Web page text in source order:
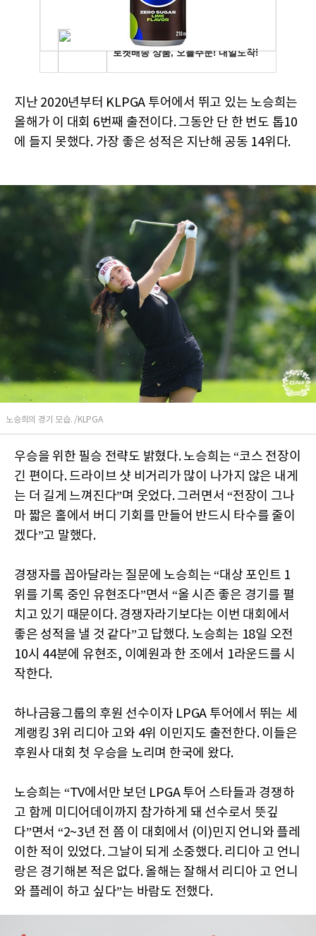
지난 2020년부터 KLPGA 투어에서 뛰고 있는 노승희는
올해가 이 대회 6번째 출전이다. 그동안 단 한 번도 톱10
에 들지 못했다. 가장 좋은 성적은 지난해 공동 14위다.
노승희의 경기 모습. /KLPGA
우승을 위한 필승 전략도 밝혔다. 노승희는 “코스 전장이
긴 편이다. 드라이브 샷 비거리가 많이 나가지 않은 내게
는 더 길게 느껴진다”며 웃었다. 그러면서 “전장이 그나
마 짧은 홀에서 버디 기회를 만들어 반드시 타수를 줄이
겠다”고 말했다.
경쟁자를 꼽아달라는 질문에 노승희는 “대상 포인트 1
위를 기록 중인 유현조다”면서 “올 시즌 좋은 경기를 펼
치고 있기 때문이다. 경쟁자라기보다는 이번 대회에서
좋은 성적을 낼 것 같다”고 답했다. 노승희는 18일 오전
10시 44분에 유현조, 이예원과 한 조에서 1라운드를 시
작한다.
하나금융그룹의 후원 선수이자 LPGA 투어에서 뛰는 세
계랭킹 3위 리디아 고와 4위 이민지도 출전한다. 이들은
후원사 대회 첫 우승을 노리며 한국에 왔다.
노승희는 “TV에서만 보던 LPGA 투어 스타들과 경쟁하
고 함께 미디어데이까지 참가하게 돼 선수로서 뜻깊
다”면서 “2~3년 전 쯤 이 대회에서 (이)민지 언니와 플레
이한 적이 있었다. 그날이 되게 소중했다. 리디아 고 언니
랑은 경기해본 적은 없다. 올해는 잘해서 리디아 고 언니
와 플레이 하고 싶다”는 바람도 전했다.